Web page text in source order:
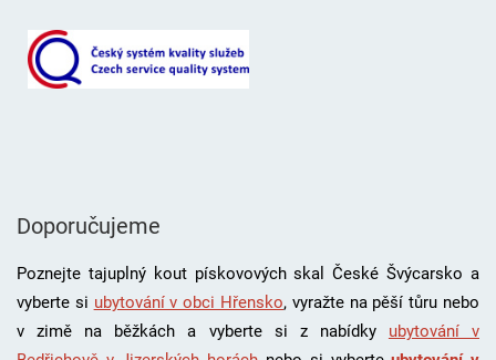
Doporučujeme
Poznejte tajuplný kout pískovových skal České Švýcarsko a
vyberte si ubytování v obci Hřensko, vyražte na pěší tůru nebo
v zimě na běžkách a vyberte si z nabídky ubytování v